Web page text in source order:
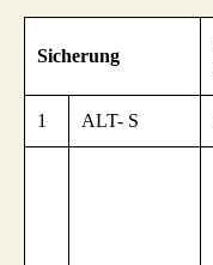
Sicherung
1 ALT- S